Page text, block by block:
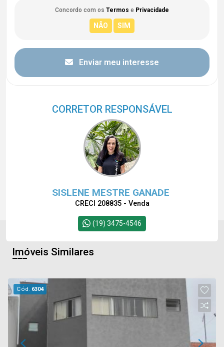
Concordo com os Termos e Privacidade
Enviar meu interesse
CORRETOR RESPONSÁVEL
SISLENE MESTRE GANADE
CRECI 208835 - Venda
(19) 3475-4546
Imóveis Similares
Cód. 6304